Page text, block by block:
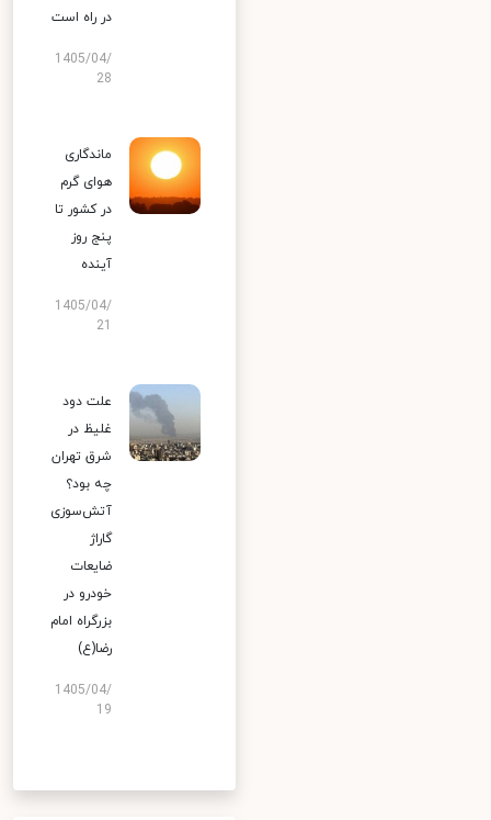
در راه است
1405/04/
28
ماندگاری
هوای گرم
در کشور تا
پنج روز
آینده
1405/04/
علت دود
غلیظ در
شرق تهران
چه بود؟
آتش‌سوزی
گاراژ
ضایعات
خودرو در
بزرگراه امام
رضا(ع)
1405/04/
19